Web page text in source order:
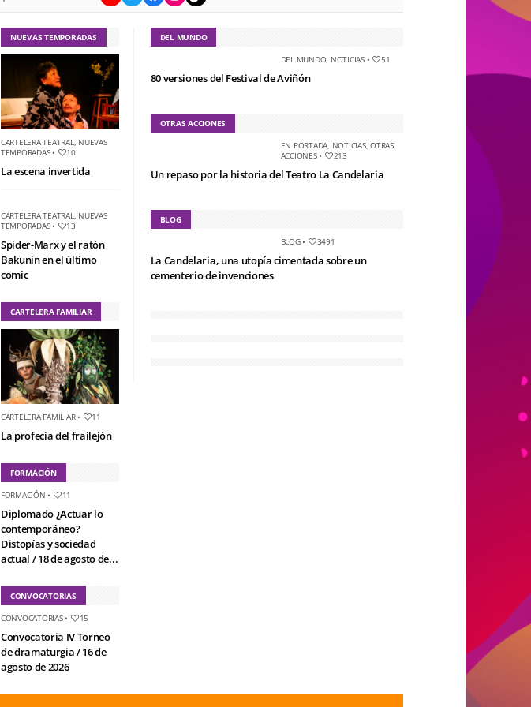
NUEVAS TEMPORADAS
CARTELERA TEATRAL, NUEVAS
TEMPORADAS• 10
La escena invertida
CARTELERA TEATRAL, NUEVAS
TEMPORADAS• 13
Spider-Marx y el ratón
Bakunin en el último
comic
CARTELERA FAMILIAR
CARTELERA FAMILIAR• 11
La profecía del frailejón
FORMACIÓN
FORMACIÓN • 11
Diplomado ¿Actuar lo
contemporáneo?
Distopías y sociedad
actual / 18 de agosto de...
CONVOCATORIAS
CONVOCATORIAS• 15
Convocatoria IV Torneo
de dramaturgia / 16 de
agosto de 2026
DEL MUNDO
DEL MUNDO, NOTICIAS• 51
80 versiones del Festival de Aviñón
OTRAS ACCIONES
EN PORTADA, NOTICIAS,OTRAS
ACCIONES• 213
Un repaso por la historia del Teatro La Candelaria
BLOG
BLOG• 3491
La Candelaria, una utopía cimentada sobre un
cementerio de invenciones